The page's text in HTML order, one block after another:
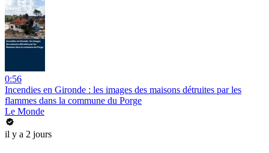
0:56
Incendies en Gironde : les images des maisons détruites par les
flammes dans la commune du Porge
Le Monde
il y a 2 jours